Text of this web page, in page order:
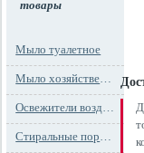
товары
Мыло туалетное
Мыло хозяйственное
Освежители воздуха
Стиральные порошки